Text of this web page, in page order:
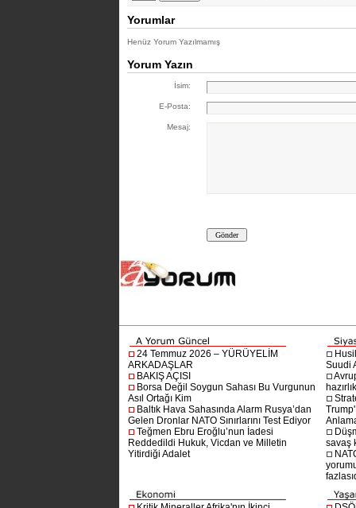
Yorumlar
Henüz Yorum Yazılmamış
Yorum Yazın
İsim:
E-Posta:
Mesaj:
24 Temmuz 2026 – YÜRÜYELİM
ARKADAŞLAR
BAKIŞ AÇISI
Borsa Değil Soygun Sahası Bu Vurgunun
Asıl Ortağı Kim
Baltık Hava Sahasında Alarm Rusya’dan
Gelen Dronlar NATO Sınırlarını Test Ediyor
Teğmen Ebru Eroğlu’nun İadesi
Reddedildi Hukuk, Vicdan ve Milletin
Yitirdiği Adalet
Suudi
savaş